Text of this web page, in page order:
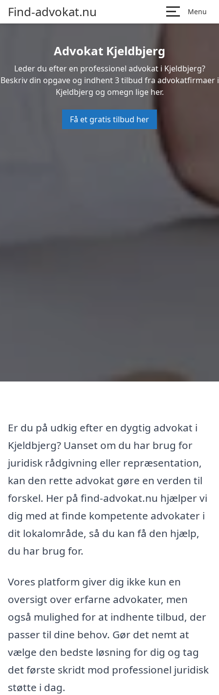
Find-advokat.nu Menu
Advokat Kjeldbjerg
Leder du efter en professionel advokat i Kjeldbjerg?
Beskriv din opgave og indhent 3 tilbud fra advokatfirmaer i
Kjeldbjerg og omegn lige her.
Få et gratis tilbud her
Er du på udkig efter en dygtig advokat i
Kjeldbjerg? Uanset om du har brug for
juridisk rådgivning eller repræsentation,
kan den rette advokat gøre en verden til
forskel. Her på find-advokat.nu hjælper vi
dig med at finde kompetente advokater i
dit lokalområde, så du kan få den hjælp,
du har brug for.
Vores platform giver dig ikke kun en
oversigt over erfarne advokater, men
også mulighed for at indhente tilbud, der
passer til dine behov. Gør det nemt at
vælge den bedste løsning for dig og tag
det første skridt mod professionel juridisk
støtte i dag.